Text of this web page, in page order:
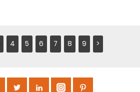
4 5 6 7 8 9 >